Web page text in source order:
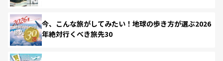
今、こんな旅がしてみたい！地球の歩き方が選ぶ2026
年絶対行くべき旅先30